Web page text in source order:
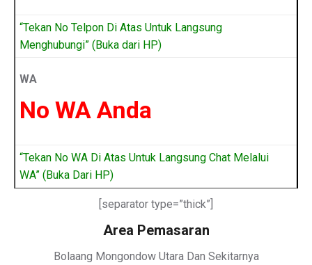
“Tekan No Telpon Di Atas Untuk Langsung
Menghubungi” (Buka dari HP)
WA
No WA Anda
“Tekan No WA Di Atas Untuk Langsung Chat Melalui
WA” (Buka Dari HP)
[separator type=”thick”]
Area Pemasaran
Bolaang Mongondow Utara Dan Sekitarnya